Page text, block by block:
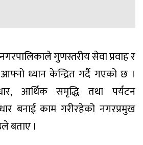
गुणस्तरीय सेवा प्रवाह र
ध्यान केन्द्रित गर्दै गएको छ ।
आर्थिक समृद्धि तथा पर्यटन
बनाई काम गरीरहेको नगरप्रमुख
बताए ।